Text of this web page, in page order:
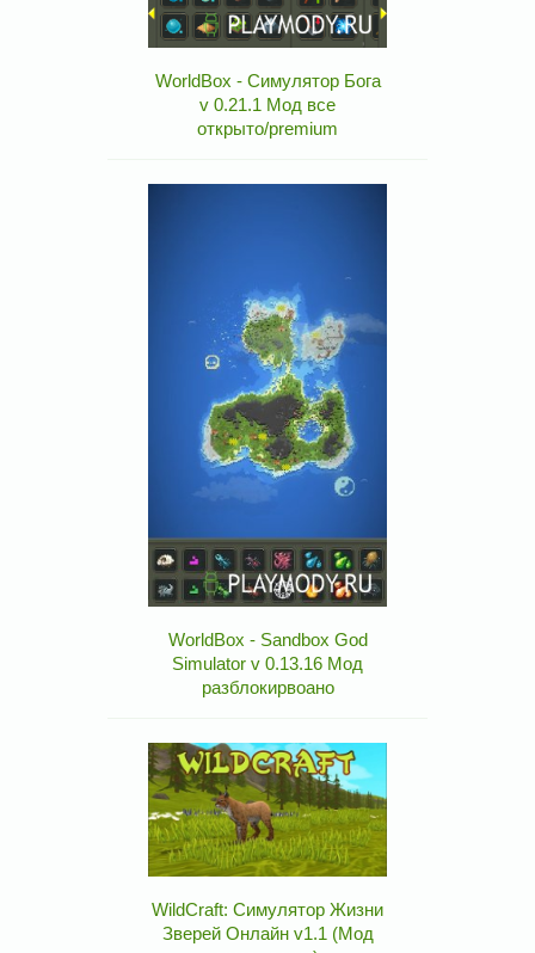
WorldBox - Симулятор Бога
v 0.21.1 Мод все
открыто/premium
WorldBox - Sandbox God
Simulator v 0.13.16 Мод
разблокирвоано
WildCraft: Симулятор Жизни
Зверей Онлайн v1.1 (Мод